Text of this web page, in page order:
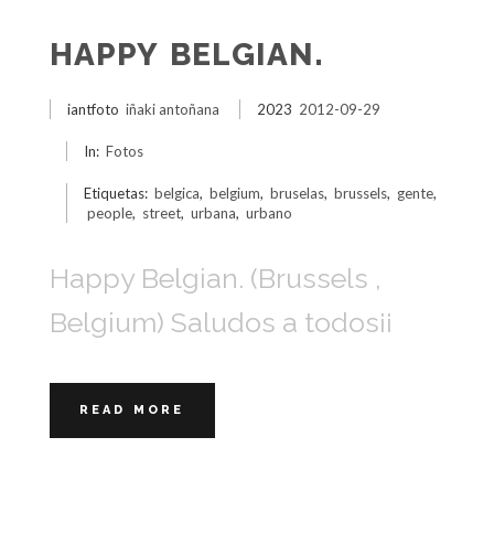
HAPPY BELGIAN.
iantfoto iñaki antoñana 2023 2012-09-29
In: Fotos
Etiquetas: belgica, belgium, bruselas, brussels, gente,
people, street, urbana, urbano
Happy Belgian. (Brussels ,
Belgium) Saludos a todos¡¡
READ MORE